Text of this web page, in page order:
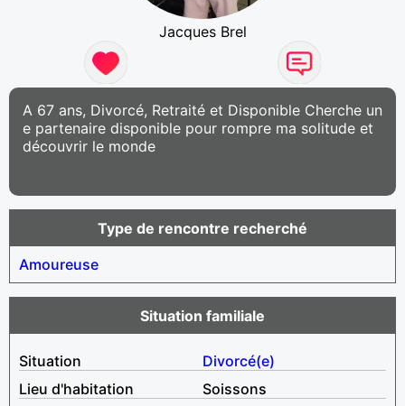
Jacques Brel
A 67 ans, Divorcé, Retraité et Disponible Cherche un
e partenaire disponible pour rompre ma solitude et
découvrir le monde
Type de rencontre recherché
Amoureuse
Situation familiale
Situation
Divorcé(e)
Lieu d'habitation
Soissons